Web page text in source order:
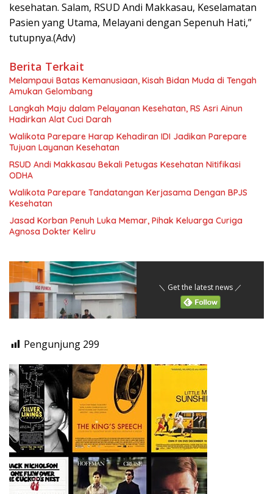
kesehatan. Salam, RSUD Andi Makkasau, Keselamatan
Pasien yang Utama, Melayani dengan Sepenuh Hati,”
tutupnya.(Adv)
Berita Terkait
Melampaui Batas Kemanusiaan, Kisah Bidan Muda di Tengah
Amukan Gelombang
Langkah Maju dalam Pelayanan Kesehatan, RS Asri Ainun
Hadirkan Alat Cuci Darah
Walikota Parepare Harap Kehadiran IDI Jadikan Parepare
Tujuan Layanan Kesehatan
RSUD Andi Makkasau Bekali Petugas Kesehatan Nitifikasi
ODHA
Walikota Parepare Tandatangan Kerjasama Dengan BPJS
Kesehatan
Jasad Korban Penuh Luka Memar, Pihak Keluarga Curiga
Agnosa Dokter Keliru
＼ Get the latest news ／
Pengunjung 299